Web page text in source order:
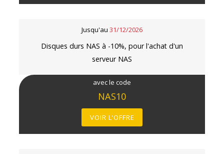
Jusqu'au 31/12/2026
Disques durs NAS à -10%, pour l'achat d'un
serveur NAS
avec le code
NAS10
VOIR L'OFFRE